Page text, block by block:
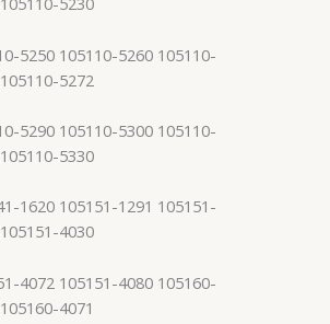
5250 105110-5260 105110-
5272
5290 105110-5300 105110-
5330
1620 105151-1291 105151-
4030
4072 105151-4080 105160-
4071